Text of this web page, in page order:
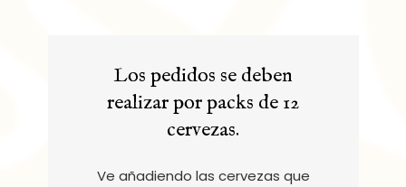
Los pedidos se deben
realizar por packs de 12
cervezas.
Ve añadiendo las cervezas que